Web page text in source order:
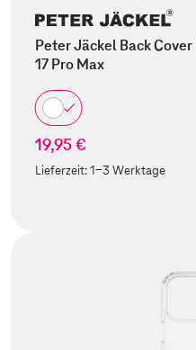
Peter Jäckel Back
17 Pro Max
19,95 €
Lieferzeit:1-3 Werktage